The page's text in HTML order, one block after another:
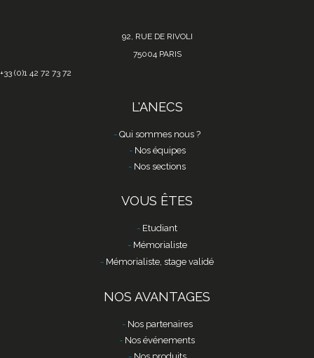
92, RUE DE RIVOLI
75004 PARIS
+33 (0)1 42 72 73 72
L'ANECS
Qui sommes nous ?
Nos équipes
Nos sections
VOUS ÊTES
Etudiant
Mémorialiste
Mémorialiste, stage validé
NOS AVANTAGES
Nos partenaires
Nos événements